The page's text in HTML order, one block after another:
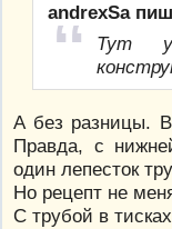
andrexSa
Тут у
А без разницы.
Правда, с
один лепесток
Но рецепт не
С трубой в